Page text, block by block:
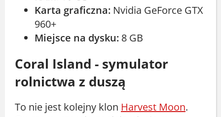
Karta graficzna: Nvidia GeForce GTX
960+
Miejsce na dysku: 8 GB
Coral Island - symulator
rolnictwa z duszą
To nie jest kolejny klon Harvest Moon.